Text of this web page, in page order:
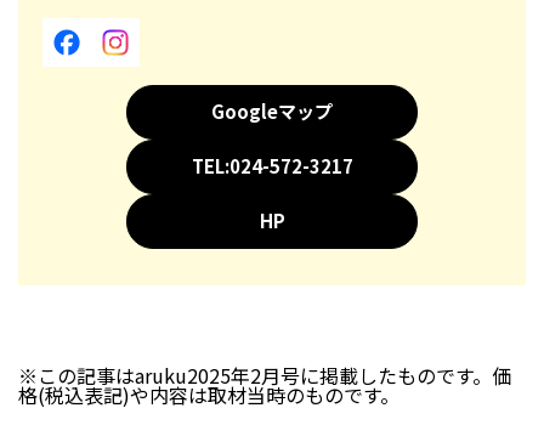
Googleマップ
TEL:024-572-3217
HP
※この記事はaruku2025年2月号に掲載したものです。価
格(税込表記)や内容は取材当時のものです。